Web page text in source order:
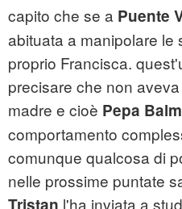
capito che se a Puente
abituata a manipolare le
proprio Francisca.
precisare che non
madre e cioè Pepa
comportamento
comunque qualcosa di
nelle prossime puntate
Tristan l'ha inviata a